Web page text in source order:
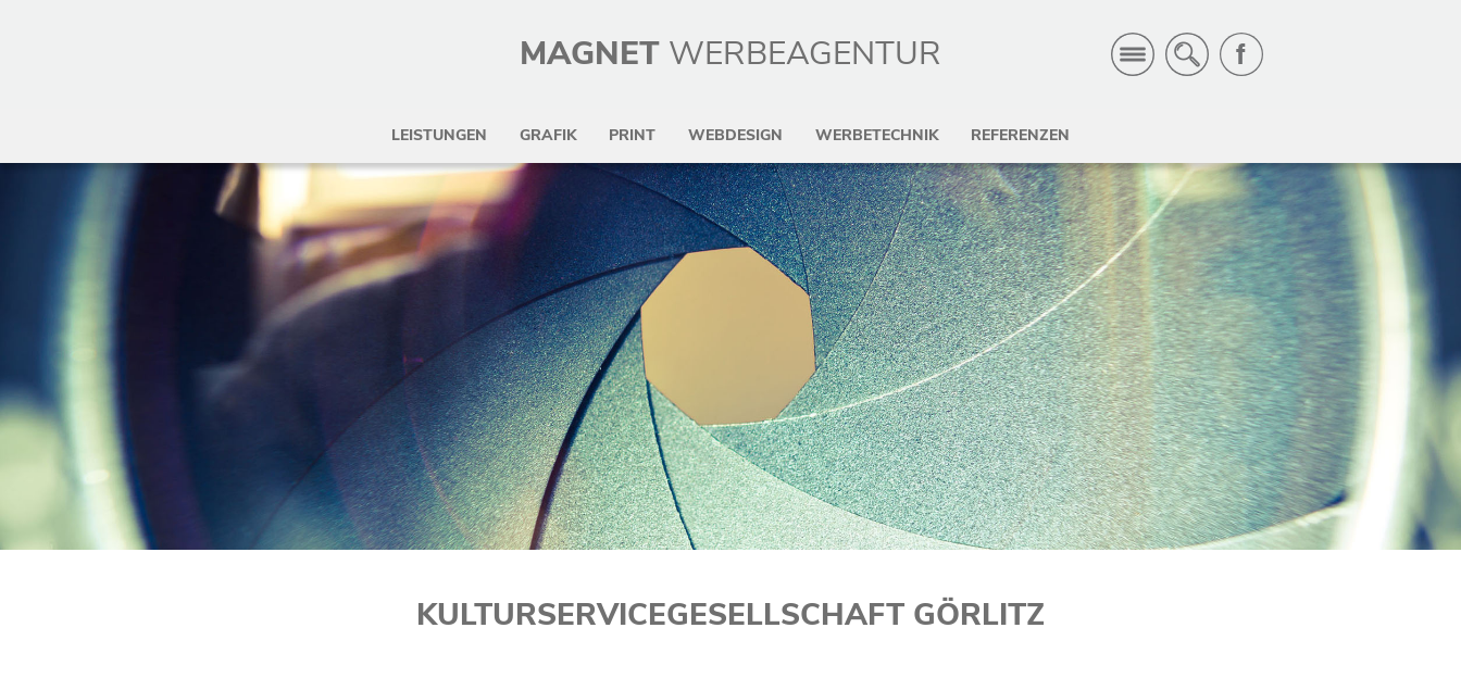
MAGNET WERBEAGENTUR
LEISTUNGEN GRAFIK PRINT WEBDESIGN WERBETECHNIK REFERENZEN
KULTURSERVICEGESELLSCHAFT GÖRLITZ